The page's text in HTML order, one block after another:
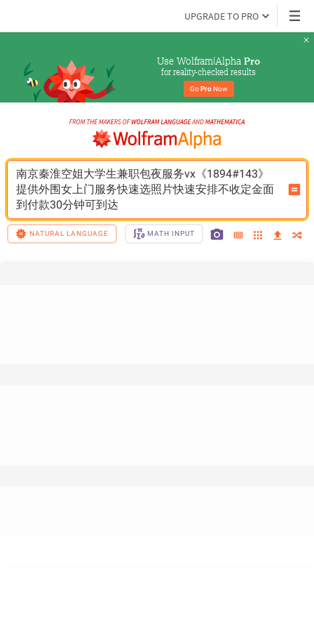
UPGRADE TO PRO
Use Wolfram|Alpha Pro
for reality-checked results
Go Pro Now
南京秦淮空姐大学生兼职包夜服务vx《1894#143》
提供外围女上门服务快速选照片快速安排不收定金面
到付款30分钟可到达
NATURAL LANGUAGE MATH INPUT